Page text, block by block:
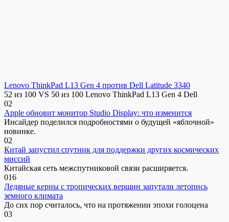
Lenovo ThinkPad L13 Gen 4 против Dell Latitude 3340
52 из 100 VS 50 из 100 Lenovo ThinkPad L13 Gen 4 Dell
02
Apple обновит монитор Studio Display: что изменится
Инсайдер поделился подробностями о будущей «яблочной»
новинке.
02
Китай запустил спутник для поддержки других космических
миссий
Китайская сеть межспутниковой связи расширяется.
016
Ледяные керны с тропических вершин запутали летопись
земного климата
До сих пор считалось, что на протяжении эпохи голоцена
03